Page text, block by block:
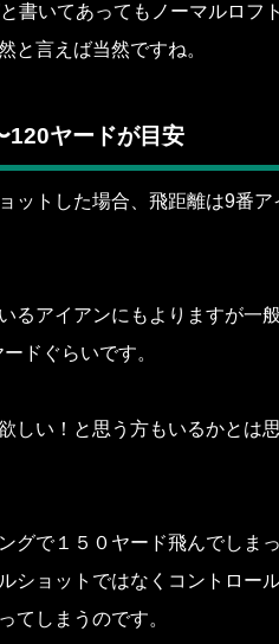
書いてあってもノーマルロフ
と言えば当然ですね。
120ヤードが目安
ットした場合、飛距離は9番
るアイアンにもよりますが一
ドぐらいです。
しい！と思う方もいるかとは
グで１５０ヤード飛んでしま
ショットではなくコントロー
てしまうのです。